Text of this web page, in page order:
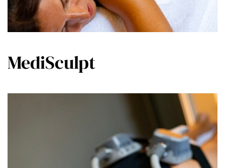
MediSculpt